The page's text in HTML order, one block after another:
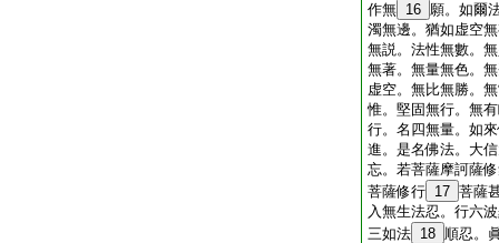
作無 16 願。如爾
濁無邊。猶如虚空
無説。法性無數。
無著。無量無色。
虚空。無比無勝。
惟。堅固無行。無
行。名四無量。如
進。是名佛法。大
忘。若菩薩摩訶薩
菩薩修行 17 菩薩
入無生法忍。行六
三如法 18 順忍。